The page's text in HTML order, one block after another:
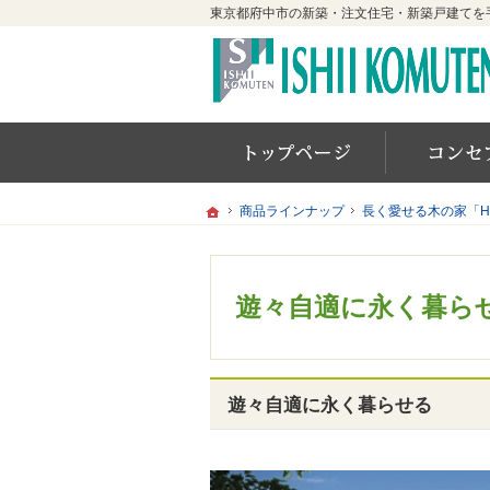
ホーム
商品ラインナップ 長く愛せる木の家「
遊々自適に永く暮ら
遊々自適に永く暮らせる
ホーム
商品ラインナップ 長く愛せる木の家「